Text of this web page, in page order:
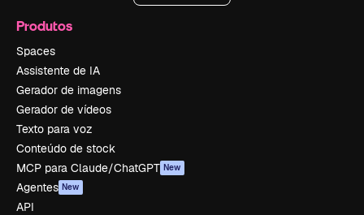
Produtos
Spaces
Assistente de IA
Gerador de imagens
Gerador de vídeos
Texto para voz
Conteúdo de stock
MCP para Claude/ChatGPT New
Agentes New
API